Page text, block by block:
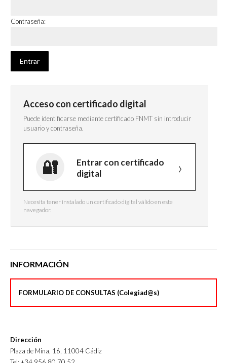
Contraseña:
Acceso con certificado digital
Puede identificarse mediante certificado FNMT sin introducir
usuario y contraseña.
Entrar con certificado
digital
Necesita tener instalado un certificado digital válido en este
navegador.
INFORMACIÓN
FORMULARIO DE CONSULTAS (Colegiad@s)
Dirección
Plaza de Mina, 16, 11004 Cádiz